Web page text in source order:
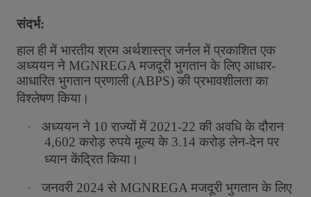
संदर्भ:
हाल ही में भारतीय श्रम अर्थशास्त्र जर्नल में प्रकाशित एक
अध्ययन ने MGNREGA मजदूरी भुगतान के लिए आधार-
आधारित भुगतान प्रणाली(ABPS) की प्रभावशीलता का
विश्लेषण किया।
· अध्ययन ने 10 राज्यों में 2021-22 की अवधि के दौरान
4,602 करोड़ रुपये मूल्य के 3.14 करोड़ लेन-देन पर
ध्यान केंद्रित किया।
· जनवरी 2024 से MGNREGA मजदूरी भुगतान के लिए